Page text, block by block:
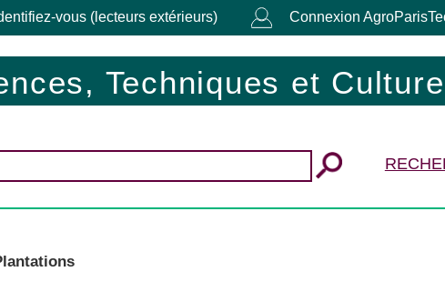
vous (lecteurs extérieurs) Connexion
Techniques et Culture